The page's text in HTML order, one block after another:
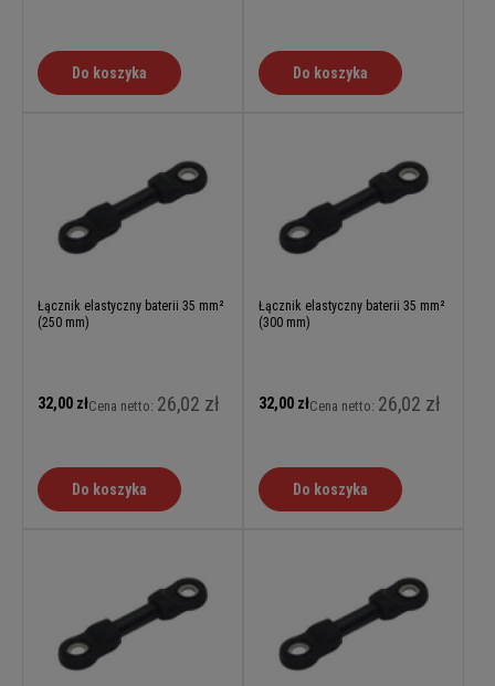
Do koszyka Do koszyka
Łącznik elastyczny baterii 35 mm²
(250 mm)
32,00 złCena netto: 26,02 zł
Do koszyka
Łącznik elastyczny baterii 35 mm²
(300 mm)
32,00 złCena netto: 26,02 zł
Do koszyka